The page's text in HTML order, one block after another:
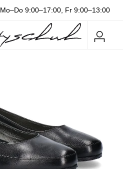
Mo–Do 9:00–17:00, Fr 9:00–13:00